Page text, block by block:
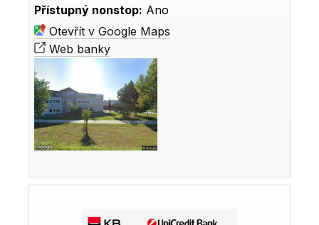
Přístupný nonstop: Ano
Otevřít v Google Maps
Web banky